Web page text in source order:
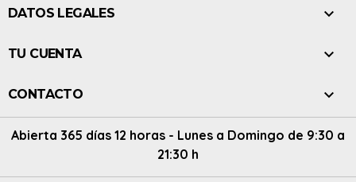
DATOS LEGALES 
TU CUENTA 
CONTACTO 
Abierta 365 días 12 horas - Lunes a Domingo de 9:30 a
21:30 h